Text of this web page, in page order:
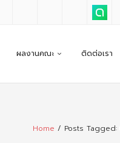
ผลงานคณะ ติดต่อเรา
Home / Posts Tagged: